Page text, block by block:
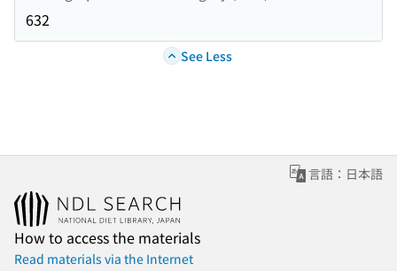
632
See Less
言語：日本語
How to access the materials
Read materials via the Internet